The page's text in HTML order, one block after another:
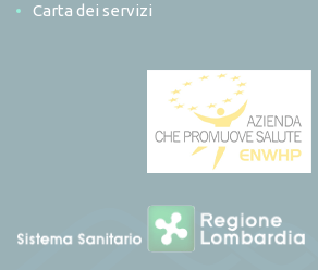
Carta dei servizi